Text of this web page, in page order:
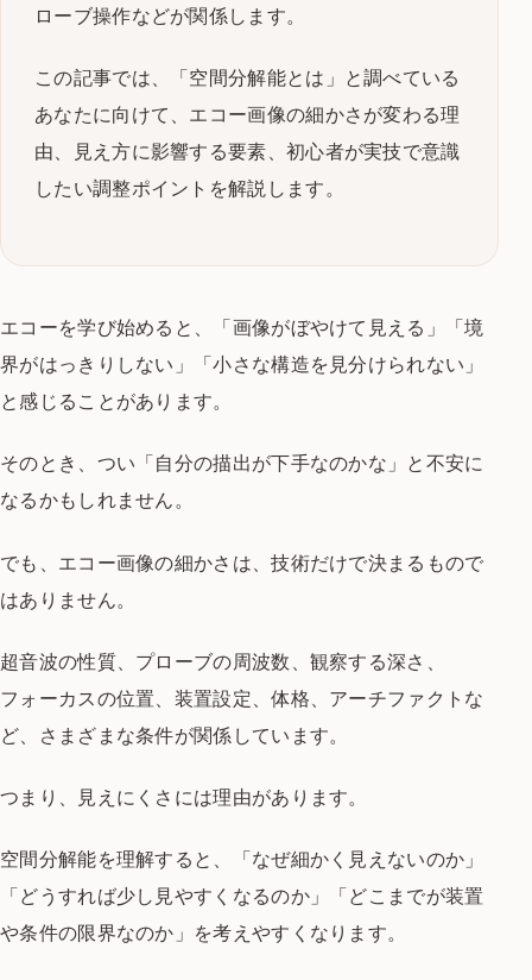
ローブ操作などが関係します。
この記事では、「空間分解能とは」と調べている
あなたに向けて、エコー画像の細かさが変わる理
由、見え方に影響する要素、初心者が実技で意識
したい調整ポイントを解説します。
エコーを学び始めると、「画像がぼやけて見える」「境
界がはっきりしない」「小さな構造を見分けられない」
と感じることがあります。
そのとき、つい「自分の描出が下手なのかな」と不安に
なるかもしれません。
でも、エコー画像の細かさは、技術だけで決まるもので
はありません。
超音波の性質、プローブの周波数、観察する深さ、
フォーカスの位置、装置設定、体格、アーチファクトな
ど、さまざまな条件が関係しています。
つまり、見えにくさには理由があります。
空間分解能を理解すると、「なぜ細かく見えないのか」
「どうすれば少し見やすくなるのか」「どこまでが装置
や条件の限界なのか」を考えやすくなります。